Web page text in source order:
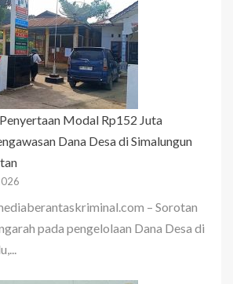
Modal Rp152 Juta
Dana Desa di Simalungun
– Sorotan
pada pengelolaan Dana Desa di